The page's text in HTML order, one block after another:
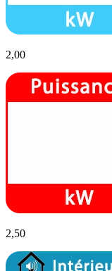
2,00
2,50